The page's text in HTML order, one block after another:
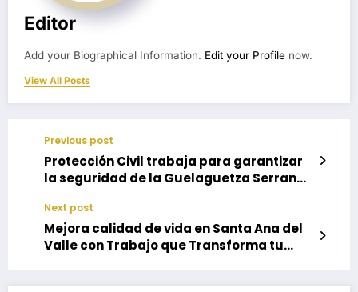
Editor
Add your Biographical Information. Edit your Profile now.
View All Posts
Previous post
Protección Civil trabaja para garantizar
la seguridad de la Guelaguetza Serrana
Next post
Mejora calidad de vida en Santa Ana del
Valle con Trabajo que Transforma tu